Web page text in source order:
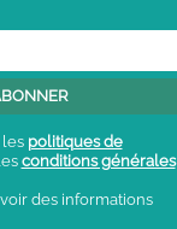
les politiques de
conditions générales
des informations